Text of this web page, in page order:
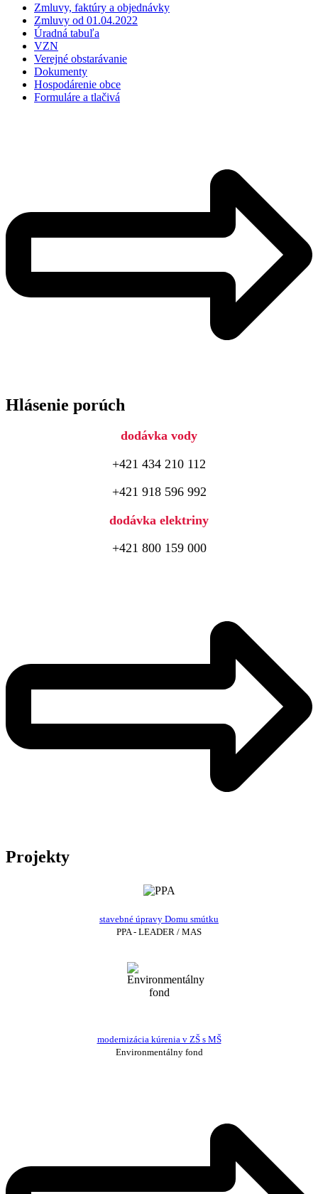
Zmluvy, faktúry a objednávky
Zmluvy od 01.04.2022
Úradná tabuľa
VZN
Verejné obstarávanie
Dokumenty
Hospodárenie obce
Formuláre a tlačivá
Hlásenie porúch
dodávka vody
+421 434 210 112
+421 918 596 992
dodávka elektriny
+421 800 159 000
Projekty
stavebné úpravy Domu smútku
PPA - LEADER / MAS
modernizácia kúrenia v ZŠ s MŠ
Environmentálny fond